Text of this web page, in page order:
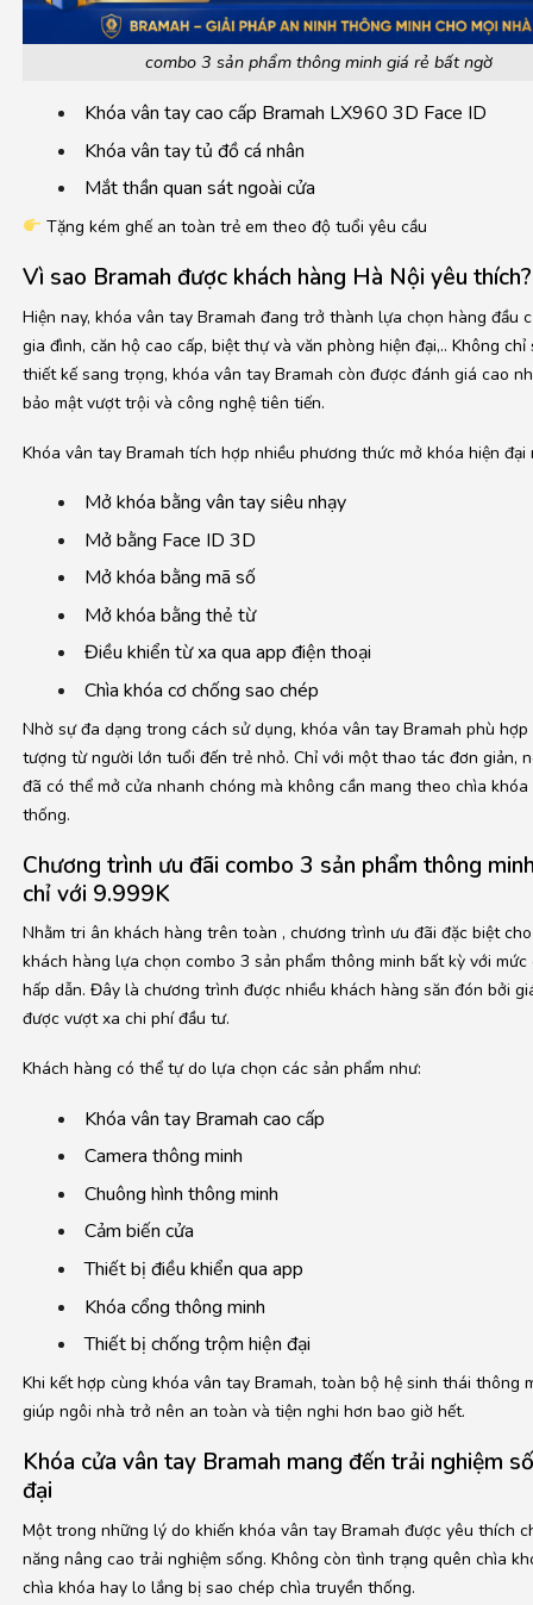
combo 3 sản phẩm thông minh giá rẻ bất ngờ
Khóa vân tay cao cấp Bramah LX960 3D Face ID
Khóa vân tay tủ đồ cá nhân
Mắt thần quan sát ngoài cửa
Tặng kém ghế an toàn trẻ em theo độ tuổi yêu cầu
Vì sao Bramah được khách hàng Hà Nội yêu thích?
Hiện nay, khóa vân tay Bramah đang trở thành lựa chọn hàng đầu
gia đình, căn hộ cao cấp, biệt thự và văn phòng hiện đại,.. Không chỉ
thiết kế sang trọng, khóa vân tay Bramah còn được đánh giá cao
bảo mật vượt trội và công nghệ tiên tiến.
Khóa vân tay Bramah tích hợp nhiều phương thức mở khóa hiện đại
Mở khóa bằng vân tay siêu nhạy
Mở bằng Face ID 3D
Mở khóa bằng mã số
Mở khóa bằng thẻ từ
Điều khiển từ xa qua app điện thoại
Chìa khóa cơ chống sao chép
Nhờ sự đa dạng trong cách sử dụng, khóa vân tay Bramah phù hợp
tượng từ người lớn tuổi đến trẻ nhỏ. Chỉ với một thao tác đơn giản,
đã có thể mở cửa nhanh chóng mà không cần mang theo chìa
thống.
Chương trình ưu đãi combo 3 sản phẩm thông
chỉ với 9.999K
Nhằm tri ân khách hàng trên toàn , chương trình ưu đãi đặc biệt
khách hàng lựa chọn combo 3 sản phẩm thông minh bất kỳ với mức
hấp dẫn. Đây là chương trình được nhiều khách hàng săn đón bởi
được vượt xa chi phí đầu tư.
Khách hàng có thể tự do lựa chọn các sản phẩm như:
Khóa vân tay Bramah cao cấp
Camera thông minh
Chuông hình thông minh
Cảm biến cửa
Thiết bị điều khiển qua app
Khóa cổng thông minh
Thiết bị chống trộm hiện đại
Khi kết hợp cùng khóa vân tay Bramah, toàn bộ hệ sinh thái thông
giúp ngôi nhà trở nên an toàn và tiện nghi hơn bao giờ hết.
Khóa cửa vân tay Bramah mang đến trải nghiệm
đại
Một trong những lý do khiến khóa vân tay Bramah được yêu thích
năng nâng cao trải nghiệm sống. Không còn tình trạng quên chìa
chìa khóa hay lo lắng bị sao chép chìa truyền thống.